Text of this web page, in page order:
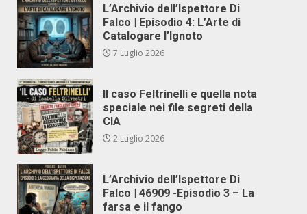
L’Archivio dell’Ispettore Di
Falco | Episodio 4: L’Arte di
Catalogare l’Ignoto
7 Luglio 2026
Il caso Feltrinelli e quella nota
speciale nei file segreti della
CIA
2 Luglio 2026
L’Archivio dell’Ispettore Di
Falco | 46909 -Episodio 3 – La
farsa e il fango